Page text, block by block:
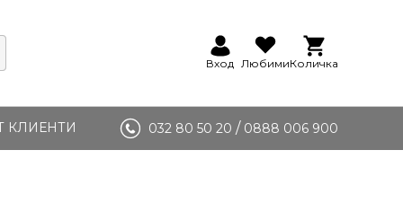
Вход ЛюбимиКоличка
КЛИЕНТИ 032 80 50 20 / 0888 006 900